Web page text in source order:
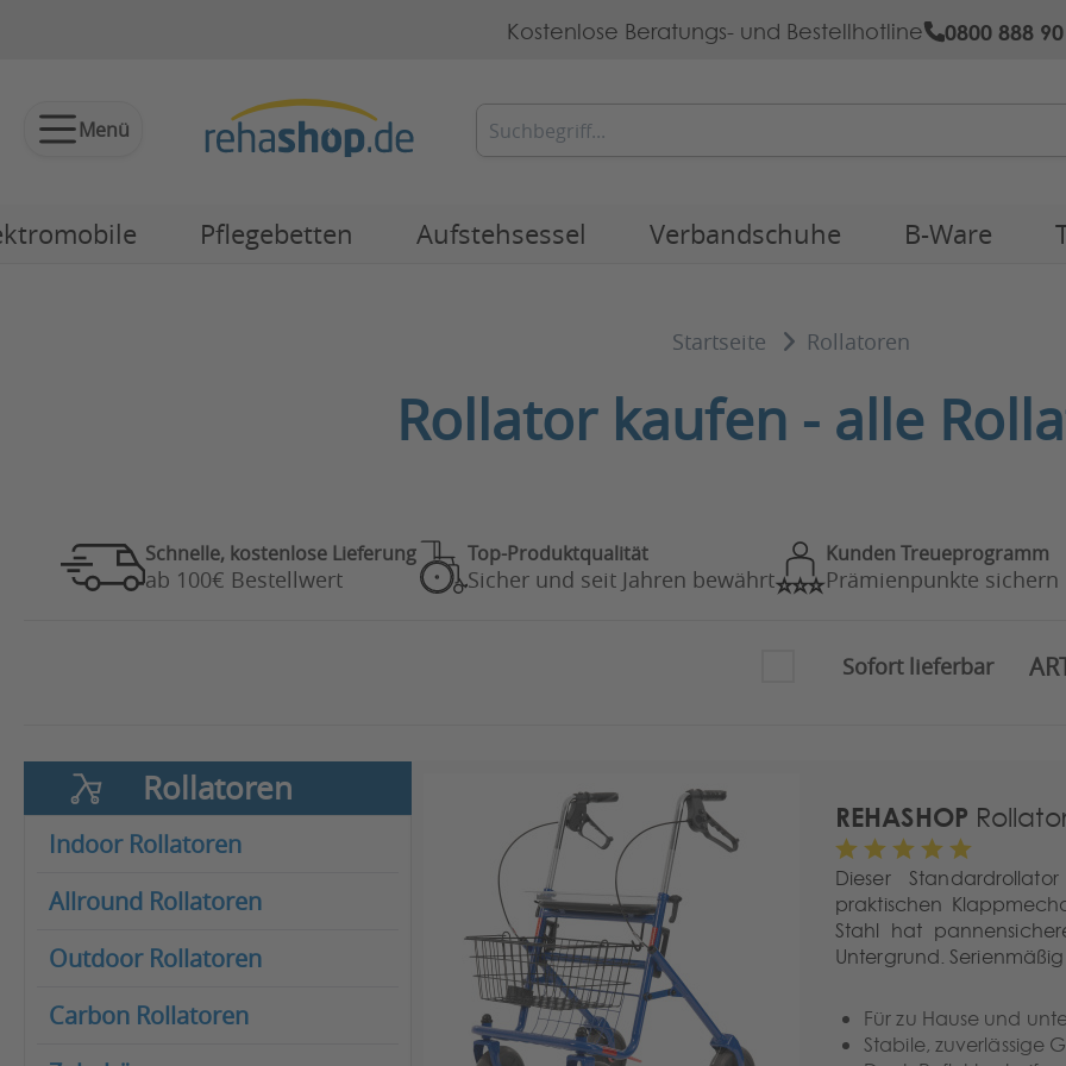
Kostenlose Beratungs- und Bestellhotline 0800 888
Menü
Pflegebetten Aufstehsessel Verbandschuhe B-Ware
Startseite Rollatoren
Rollator kaufen - alle
Schnelle, kostenlose Lieferung
ab 100€ Bestellwert
Top-Produktqualität
Sicher und seit Jahren bewährt
Kunden Treueprogramm
Prämienpunkte sichern
Sofort lieferbar
Rollatoren
Indoor Rollatoren
Allround Rollatoren
Outdoor Rollatoren
Carbon Rollatoren
REHASHOP
Dieser
praktischen
Stahl hat
Untergrund.
Für zu Hause und
Stabile, zuverlässige